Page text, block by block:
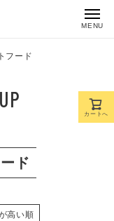
MENU
フード
ド
高い順
カートへ